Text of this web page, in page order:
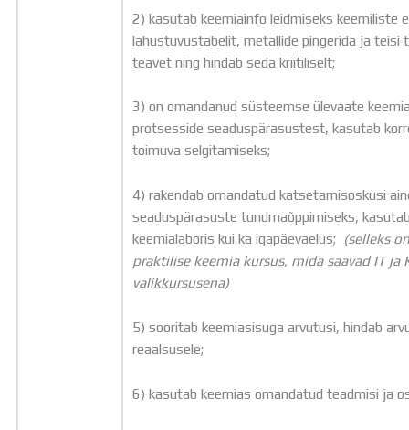
2) kasutab keemiainfo leidmiseks keemiliste
lahustuvustabelit, metallide pingerida ja teisi
teavet ning hindab seda kriitiliselt;
3) on omandanud süsteemse ülevaate
protsesside seaduspärasustest, kasutab
toimuva selgitamiseks;
4) rakendab omandatud katsetamisoskusi
seaduspärasuste tundmaõppimiseks,
keemialaboris kui ka igapäevaelus; (selleks
praktilise keemia kursus, mida saavad IT ja
valikkursusena)
5) sooritab keemiasisuga arvutusi, hindab
reaalsusele;
6) kasutab keemias omandatud teadmisi ja